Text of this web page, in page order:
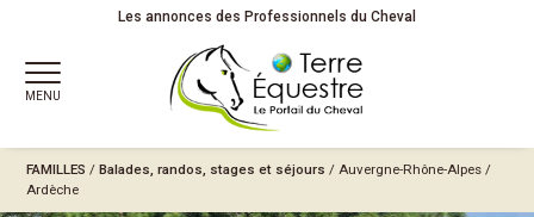
Les annonces des Professionnels du Cheval
MENU
FAMILLES /Balades, randos, stages et séjours /Auvergne-Rhône-Alpes /
Ardèche